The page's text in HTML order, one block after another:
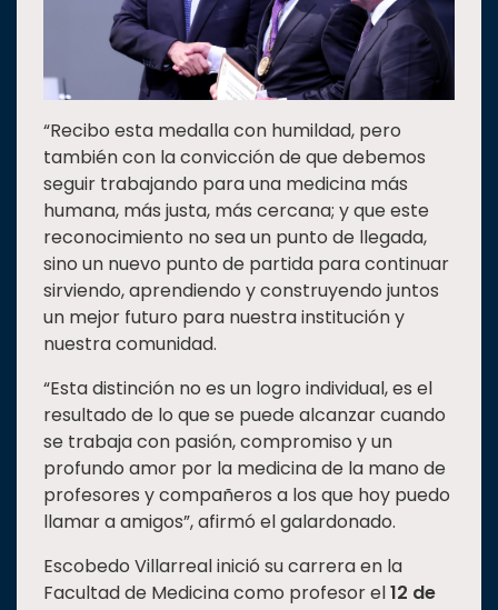
“Recibo esta medalla con humildad, pero
también con la convicción de que debemos
seguir trabajando para una medicina más
humana, más justa, más cercana; y que este
reconocimiento no sea un punto de llegada,
sino un nuevo punto de partida para continuar
sirviendo, aprendiendo y construyendo juntos
un mejor futuro para nuestra institución y
nuestra comunidad.
“Esta distinción no es un logro individual, es el
resultado de lo que se puede alcanzar cuando
se trabaja con pasión, compromiso y un
profundo amor por la medicina de la mano de
profesores y compañeros a los que hoy puedo
llamar a amigos”, afirmó el galardonado.
Escobedo Villarreal inició su carrera en la
Facultad de Medicina como profesor el12 de